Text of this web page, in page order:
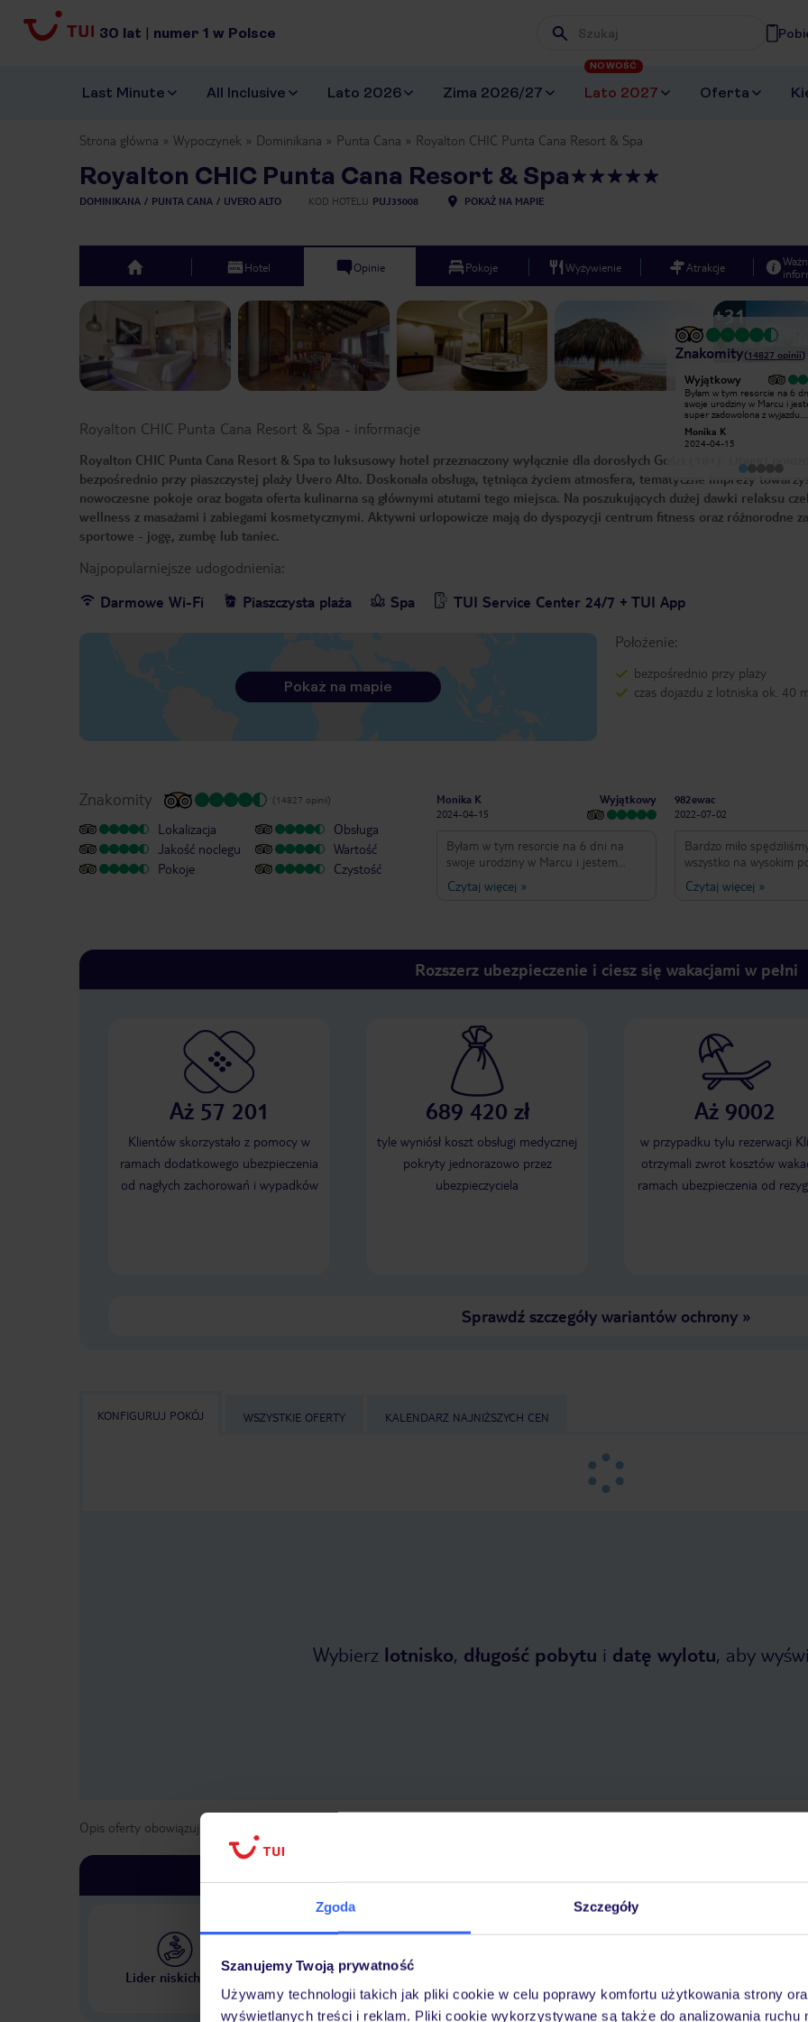
Zgoda Szczegóły
Szanujemy Twoją prywatność
Używamy technologii takich jak pliki cookie w celu poprawy komfortu użytkowania strony
wyświetlanych treści i reklam. Pliki cookie wykorzystywane są także do analizowania ruchu
30 lat | numer 1 w Polsce Wpisz frazę, której szukasz
Last Minute All Inclusive Lato 2026 Zima 2026/27 Lato 2027
NOWOŚĆ
Oferta
Strona główna Wypoczynek Dominikana Punta Cana Royalton CHIC Punta Cana Resort & Spa
Royalton CHIC Punta Cana Resort & Spa
DOMINIKANA PUNTA CANA UVERO ALTO KOD HOTELU PUJ35008 POKAŻ NA MAPIE
top Hotel Opinie Pokoje Wyżywienie Atrakcje
Previous slide +31
Znakomity(14827 opinii)
Wyjątkowy
To miejsce gdzie możesz zapomnieć
miał. Jeśli chcesz ćwiczyć jogę wraz z
cudownymi instruktorami na plazy w
ciszy i spokoju! J. Carlos i Fabio
pozwolą Ci na to :) Największym
atutem jest to ze to hotel dla
dorosłych i bawimy się jak dorośli
bez krzyków i rzucania ręcznika aby
Wyjątkowy
Byłam w tym resorcie na 6
swoje urodziny w Marcu i
super zadowolona z wyjazdu.
w bufecie jak i w restauracjach,
atmosfera również. Rozłożenie
oceanie. Obsługa była bardzo
Ramirez, Pedro, Jean Luis,
zawsze zapewniali zabawę! Polecam
wszystkim!
Monika K
2024-04-15
Royalton CHIC Punta Cana Resort & Spa - informacje
Royalton CHIC Punta Cana Resort & Spa to luksusowy hotel przeznaczony wyłącznie dla dorosłych Gości (18+). Obiekt
bezpośrednio przy piaszczystej plaży Uvero Alto. Doskonała obsługa, tętniąca życiem atmosfera, tematyczne imprezy
nowoczesne pokoje oraz bogata oferta kulinarna są głównymi atutami tego miejsca. Na poszukujących dużej dawki relaksu
wellness z masażami i zabiegami kosmetycznymi. Aktywni urlopowicze mają do dyspozycji centrum fitness oraz różnorodne
sportowe - jogę, zumbę lub taniec.
Najpopularniejsze udogodnienia:
Darmowe Wi-Fi
Piaszczysta plaża Spa TUI Service Center 24/7 + TUI App
Położenie:
bezpośrednio przy plaży
czas dojazdu z lotniska ok. 40
Pokaż na mapie
Znakomity (14827 opinii)
Lokalizacja
Jakość noclegu
Pokoje
Obsługa
Wartość
Czystość
Monika K
2024-04-15
Wyjątkowy
Byłam w tym resorcie na 6 dni na
swoje urodziny w Marcu i jestem
super zadowolona z wyjazdu.
Jedzenie było bardzo dobre zarówno
Pedro, Jean Luis, Alberto - zawsze
zapewniali zabawę! Polecam
Czytaj więcej »
982ewac
2022-07-02
Bardzo miło
wszystko na wysokim
najlepsza obsługa
uśmiechnięci pomocni,
Czytaj więcej »
Rozszerz ubezpieczenie i ciesz się wakacjami w pełni
Aż 57 201
Klientów skorzystało z pomocy w
ramach dodatkowego ubezpieczenia
od nagłych zachorowań i wypadków
689 420 zł
tyle wyniósł koszt obsługi medycznej
pokryty jednorazowo przez
ubezpieczyciela
Aż 9002
w przypadku tylu rezerwacji
otrzymali zwrot kosztów
ramach ubezpieczenia od
Sprawdź szczegóły wariantów ochrony»
KONFIGURUJ POKÓJ WSZYSTKIE OFERTY KALENDARZ NAJNIŻSZYCH CEN
Wybierz lotnisko, długość pobytu i datę wylotu, aby
Opis oferty obowiązuje dla wyjazdów w terminie
Lider niskich cen
Największe biuro podróży
w Polsce
wakacjach 24/7